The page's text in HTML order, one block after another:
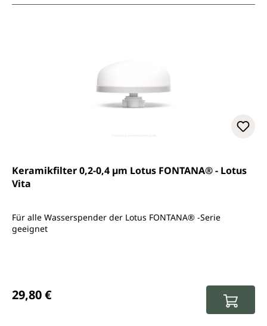
Keramikfilter 0,2-0,4 µm Lotus FONTANA® - Lotus
Vita
Für alle Wasserspender der Lotus FONTANA® -Serie
geeignet
29,80 €